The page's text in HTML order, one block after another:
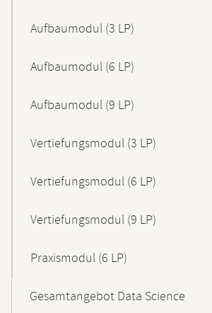
Aufbaumodul (3 LP)
Aufbaumodul (6 LP)
Aufbaumodul (9 LP)
Vertiefungsmodul (3 LP)
Vertiefungsmodul (6 LP)
Vertiefungsmodul (9 LP)
Praxismodul (6 LP)
Gesamtangebot Data Science